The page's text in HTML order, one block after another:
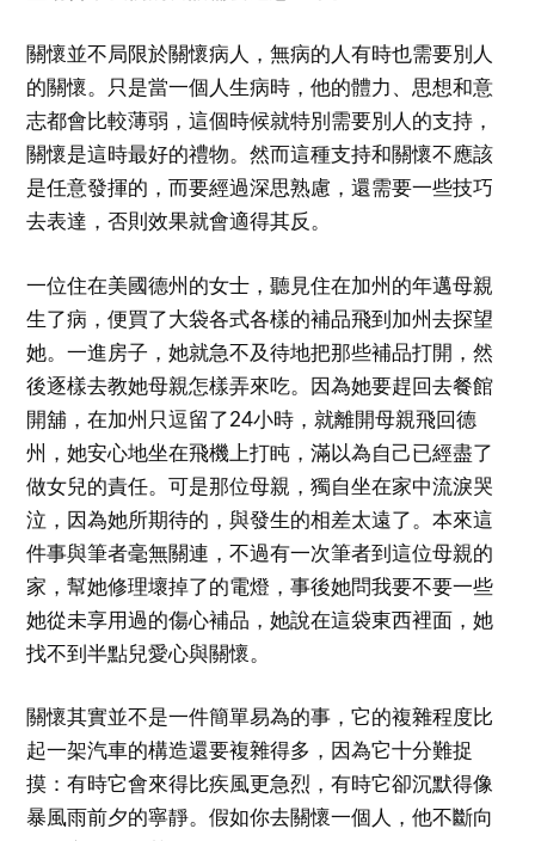
關懷並不局限於關懷病人，無病的人有時也需要別人
的關懷。只是當一個人生病時，他的體力、思想和意
志都會比較薄弱，這個時候就特別需要別人的支持，
關懷是這時最好的禮物。然而這種支持和關懷不應該
是任意發揮的，而要經過深思熟慮，還需要一些技巧
去表達，否則效果就會適得其反。
一位住在美國德州的女士，聽見住在加州的年邁母親
生了病，便買了大袋各式各樣的補品飛到加州去探望
她。一進房子，她就急不及待地把那些補品打開，然
後逐樣去教她母親怎樣弄來吃。因為她要趕回去餐館
開舖，在加州只逗留了24小時，就離開母親飛回德
州，她安心地坐在飛機上打盹，滿以為自己已經盡了
做女兒的責任。可是那位母親，獨自坐在家中流淚哭
泣，因為她所期待的，與發生的相差太遠了。本來這
件事與筆者毫無關連，不過有一次筆者到這位母親的
家，幫她修理壞掉了的電燈，事後她問我要不要一些
她從未享用過的傷心補品，她說在這袋東西裡面，她
找不到半點兒愛心與關懷。
關懷其實並不是一件簡單易為的事，它的複雜程度比
起一架汽車的構造還要複雜得多，因為它十分難捉
摸：有時它會來得比疾風更急烈，有時它卻沉默得像
暴風雨前夕的寧靜。假如你去關懷一個人，他不斷向